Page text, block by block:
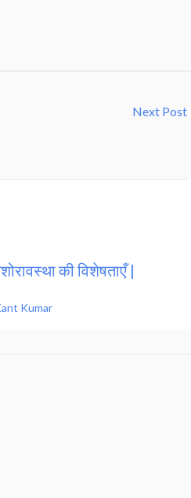
Next Post
की विशेषताएँ |
Kumar